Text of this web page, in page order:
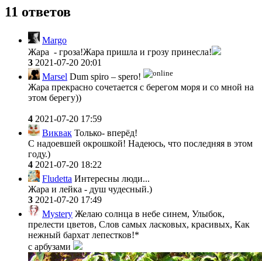
11 ответов
Margo
Жара - гроза!Жара пришла и грозу принесла!
3 2021-07-20 20:01
Marsel Dum spiro – spero!
Жара прекрасно сочетается с берегом моря и со мной на
этом берегу))
4 2021-07-20 17:59
Виквак Только- вперёд!
С надоевшей окрошкой! Надеюсь, что последняя в этом
году.)
4 2021-07-20 18:22
Fludetta Интересны люди...
Жара и лейка - душ чудесный.)
3 2021-07-20 17:49
Mystery Желаю солнца в небе синем, Улыбок,
прелести цветов, Слов самых ласковых, красивых, Как
нежный бархат лепестков!*
с арбузами